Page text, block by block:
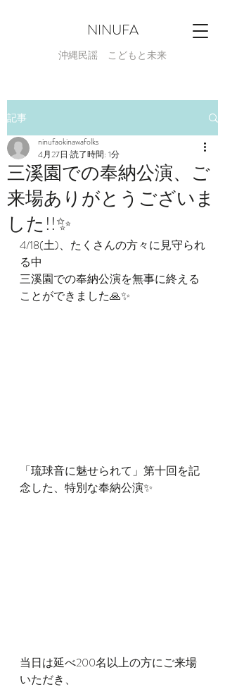
NINUFA
​沖縄民謡 こどもと未来
記事
三溪園での奉納公演、ご
来場ありがとうございま
した!!✨
ninufaokinawafolks
4月27日 読了時間: 1分
4/18(土)、たくさんの方々に見守られ
る中
三溪園での奉納公演を無事に終える
ことができました🙏✨
「琉球音に魅せられて」第十回を記
念した、特別な奉納公演✨
当日は延べ200名以上の方にご来場
いただき、